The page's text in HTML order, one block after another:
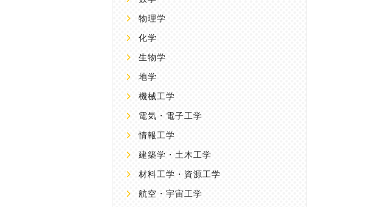
物理学
化学
生物学
地学
機械工学
電気・電子工学
情報工学
建築学・土木工学
材料工学・資源工学
航空・宇宙工学